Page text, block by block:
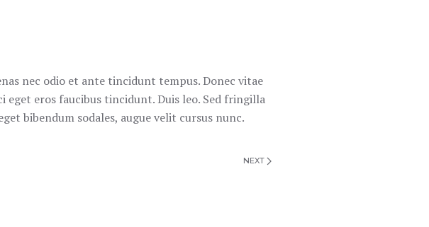
nec odio et ante tincidunt tempus. Donec vitae
eget eros faucibus tincidunt. Duis leo. Sed fringilla
bibendum sodales, augue velit cursus nunc.
NEXT